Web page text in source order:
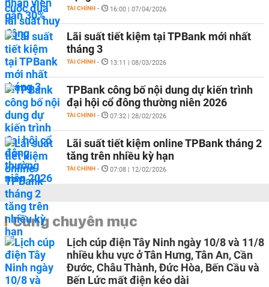
TÀI CHÍNH - 16:00 | 07/04/2026
Lãi suất tiết kiệm tại TPBank mới nhất
tháng 3
TÀI CHÍNH - 13:11 | 08/03/2026
TPBank công bố nội dung dự kiến trình
đại hội cổ đông thường niên 2026
TÀI CHÍNH - 07:32 | 28/02/2026
Lãi suất tiết kiệm online TPBank tháng 2
tăng trên nhiều kỳ hạn
TÀI CHÍNH - 07:08 | 12/02/2026
Cùng chuyên mục
Lịch cúp điện Tây Ninh ngày 10/8 và 11/8
nhiều khu vực ở Tân Hưng, Tân An, Cần
Đước, Châu Thành, Đức Hòa, Bến Cầu và
Bến Lức mất điện kéo dài